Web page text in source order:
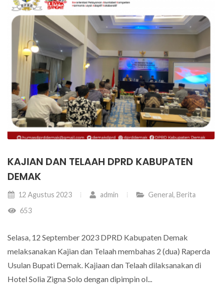
KAJIAN DAN TELAAH DPRD KABUPATEN
DEMAK
12 Agustus 2023 admin General, Berita
653
Selasa, 12 September 2023 DPRD Kabupaten Demak
melaksanakan Kajian dan Telaah membahas 2 (dua) Raperda
Usulan Bupati Demak. Kajiaan dan Telaah dilaksanakan di
Hotel Solia Zigna Solo dengan dipimpin ol...